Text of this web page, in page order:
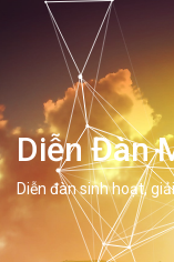
Diễn Đàn
Diễn đàn sinh hoạt,